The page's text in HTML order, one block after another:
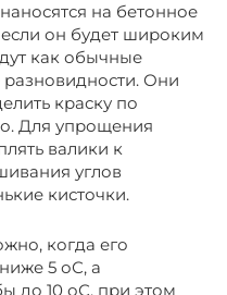
на бетонное
он будет широким
как обычные
Они
краску по
Для упрощения
валики к
углов
кисточки.
когда его
5 оС, а
до 10 оС, при этом